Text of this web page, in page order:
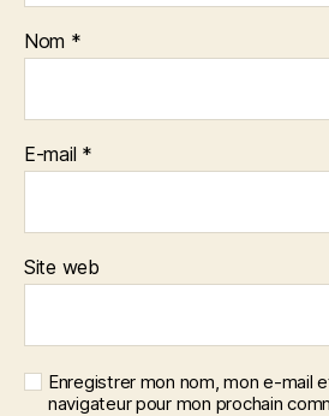
Nom *
E-mail *
Site web
Enregistrer mon nom, mon e-mail
navigateur pour mon prochain